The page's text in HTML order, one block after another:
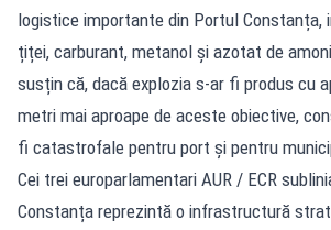
logistice importante din Portul Constanța,
țiței, carburant, metanol și azotat de
susțin că, dacă explozia s-ar fi produs cu
metri mai aproape de aceste obiective,
fi catastrofale pentru port și pentru
Cei trei europarlamentari AUR / ECR
Constanța reprezintă o infrastructură